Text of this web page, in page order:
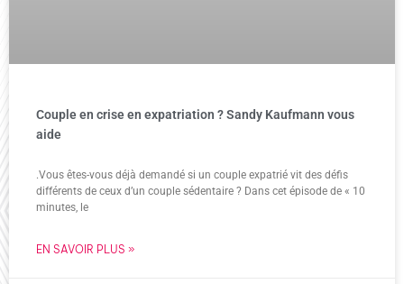
Couple en crise en expatriation ? Sandy Kaufmann vous
aide
.Vous êtes-vous déjà demandé si un couple expatrié vit des défis
différents de ceux d’un couple sédentaire ? Dans cet épisode de « 10
minutes, le
EN SAVOIR PLUS »